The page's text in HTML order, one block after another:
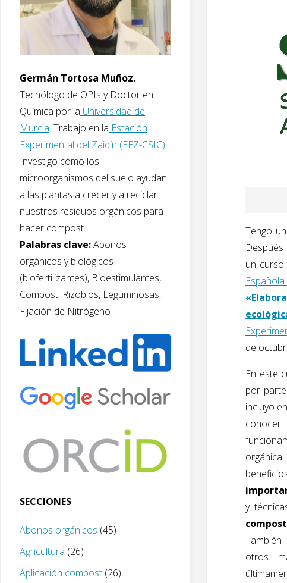
Tengo
un
de
En este
por
incluyo
conocer
y
otros
Germán Tortosa Muñoz.
Tecnólogo de OPIs y Doctor en
Química por la Universidad de
Murcia. Trabajo en la Estación
Experimental del Zaidín (EEZ-CSIC).
Investigo cómo los
microorganismos del suelo ayudan
a las plantas a crecer y a reciclar
nuestros residuos orgánicos para
hacer compost.
Palabras clave:Abonos
orgánicos y biológicos
(biofertilizantes), Bioestimulantes,
Compost, Rizobios, Leguminosas,
Fijación de Nitrógeno
SECCIONES
Abonos orgánicos (45)
Agricultura (26)
Aplicación compost (26)